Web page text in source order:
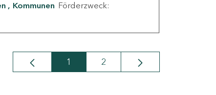
Kommunen Förderzweck:
Seite
1 Seite
2